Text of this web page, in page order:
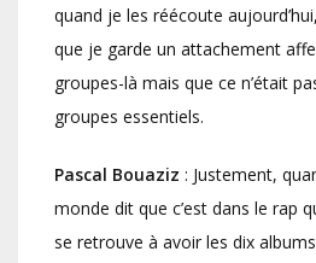
quand je les réécoute
que je garde un attachement
groupes-là mais que ce n’était
groupes essentiels.
Pascal Bouaziz : Justement,
monde dit que c’est dans le rap
se retrouve à avoir les dix